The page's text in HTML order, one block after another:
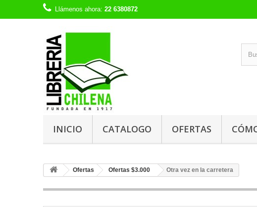
Llámenos ahora: 22 6380872
INICIO CATALOGO OFERTAS
Ofertas Ofertas $3.000 Otra vez en la carretera